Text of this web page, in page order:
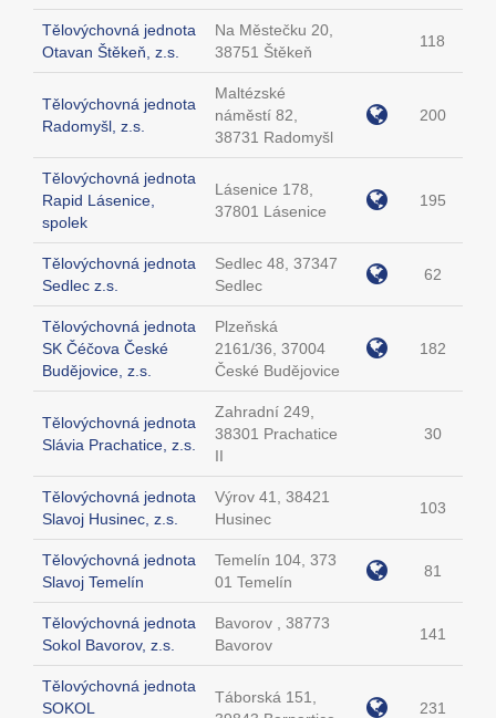
Tělovýchovná jednota
Otavan Štěkeň, z.s.
Na Městečku 20,
38751 Štěkeň
118
Tělovýchovná jednota
Radomyšl, z.s.
Maltézské
náměstí 82,
38731 Radomyšl
200
Tělovýchovná jednota
Rapid Lásenice,
spolek
Lásenice 178,
37801 Lásenice
195
Tělovýchovná jednota
Sedlec z.s.
Sedlec 48, 37347
Sedlec
62
Tělovýchovná jednota
SK Čéčova České
Budějovice, z.s.
Plzeňská
2161/36, 37004
České Budějovice
182
Tělovýchovná jednota
Slávia Prachatice, z.s.
Zahradní 249,
38301 Prachatice
II
30
Tělovýchovná jednota
Slavoj Husinec, z.s.
Výrov 41, 38421
Husinec
103
Tělovýchovná jednota
Slavoj Temelín
Temelín 104, 373
01 Temelín
81
Tělovýchovná jednota
Sokol Bavorov, z.s.
Bavorov , 38773
Bavorov
141
Tělovýchovná jednota
SOKOL
Táborská 151,
231